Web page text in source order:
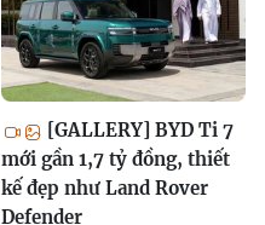
[GALLERY] BYD Ti 7
mới gần 1,7 tỷ đồng, thiết
kế đẹp như Land Rover
Defender